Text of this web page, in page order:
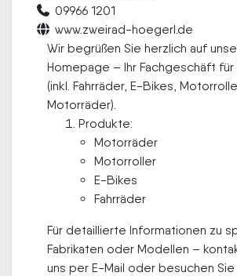
09966 1201
www.zweirad-hoegerl.de
Wir begrüßen Sie herzlich auf
Homepage – Ihr Fachgeschäft
(inkl. Fahrräder, E-Bikes,
Motorräder).
Produkte:
Motorräder
Motorroller
E-Bikes
Fahrräder
Für detaillierte Informationen zu
Fabrikaten oder Modellen –
uns per E-Mail oder besuchen